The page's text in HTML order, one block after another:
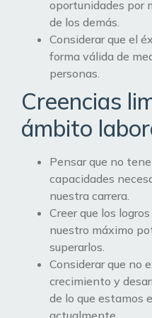
oportunidades por
de los demás.
Considerar que el
forma válida de
personas.
Creencias
ámbito
Pensar que no
capacidades
nuestra carrera.
Creer que los
nuestro máximo
superarlos.
Considerar que no
crecimiento y
de lo que estamos